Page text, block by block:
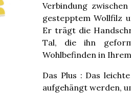
Verbindung
gestepptem Wollfilz
Er trägt die
Tal, die ihn
Wohlbefinden in
Das Plus : Das
aufgehängt werden,